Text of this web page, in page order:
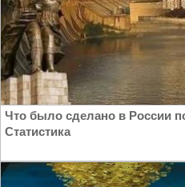
Что было сделано в России
Статистика